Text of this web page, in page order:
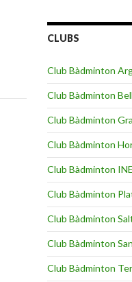
CLUBS
Club Bàdminton
Club Bàdminton
Club Bàdminton
Club Bàdminton
Club Bàdminton
Club Bàdminton
Club Bàdminton
Club Bàdminton
Club Bàdminton